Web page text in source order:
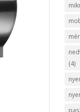
(4)